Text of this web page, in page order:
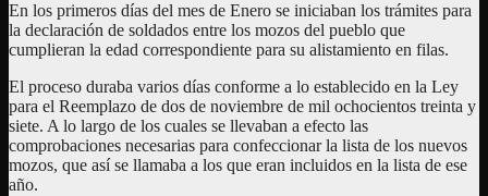
En los primeros días del mes de Enero se iniciaban los trámites para
la declaración de soldados entre los mozos del pueblo que
cumplieran la edad correspondiente para su alistamiento en filas.
El proceso duraba varios días conforme a lo establecido en la Ley
para el Reemplazo de dos de noviembre de mil ochocientos treinta y
siete. A lo largo de los cuales se llevaban a efecto las
comprobaciones necesarias para confeccionar la lista de los nuevos
mozos, que así se llamaba a los que eran incluidos en la lista de ese
año.